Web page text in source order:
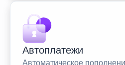
Автоплатежи
Автоматическое